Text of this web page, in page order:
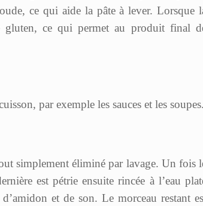
ce qui aide la pâte à lever. Lorsque
ce qui permet au produit final
par exemple les sauces et les soupes.
simplement éliminé par lavage. Un fois
est pétrie ensuite rincée à l’eau
et de son. Le morceau restant